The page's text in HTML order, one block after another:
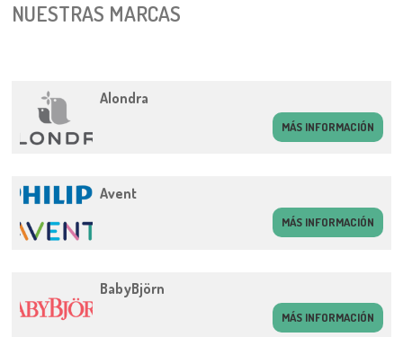
NUESTRAS MARCAS
Alondra
MÁS INFORMACIÓN
Avent
MÁS INFORMACIÓN
BabyBjörn
MÁS INFORMACIÓN